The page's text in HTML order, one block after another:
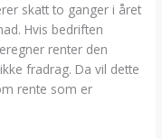
skatt to ganger i året
Hvis bedriften
renter den
fradrag. Da vil dette
rente som er